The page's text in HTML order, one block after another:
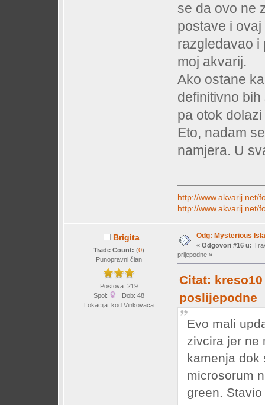
se da ovo ne
postave i
razgledavao i
moj akvarij.
Ako ostane
definitivno
pa otok
Eto, nadam
namjera. U
http://www.akvarij.net/
http://www.akvarij.net/
Brigita
Trade Count: (0)
Punopravni član
Postova: 219
Spol:
Dob: 48
Lokacija: kod Vinkovaca
Odg: Mysterious
« Odgovori #16 u:
prijepodne »
Citat: kreso10
poslijepodne
Evo mali
zivcira jer ne
kamenja dok
microsorum
green.